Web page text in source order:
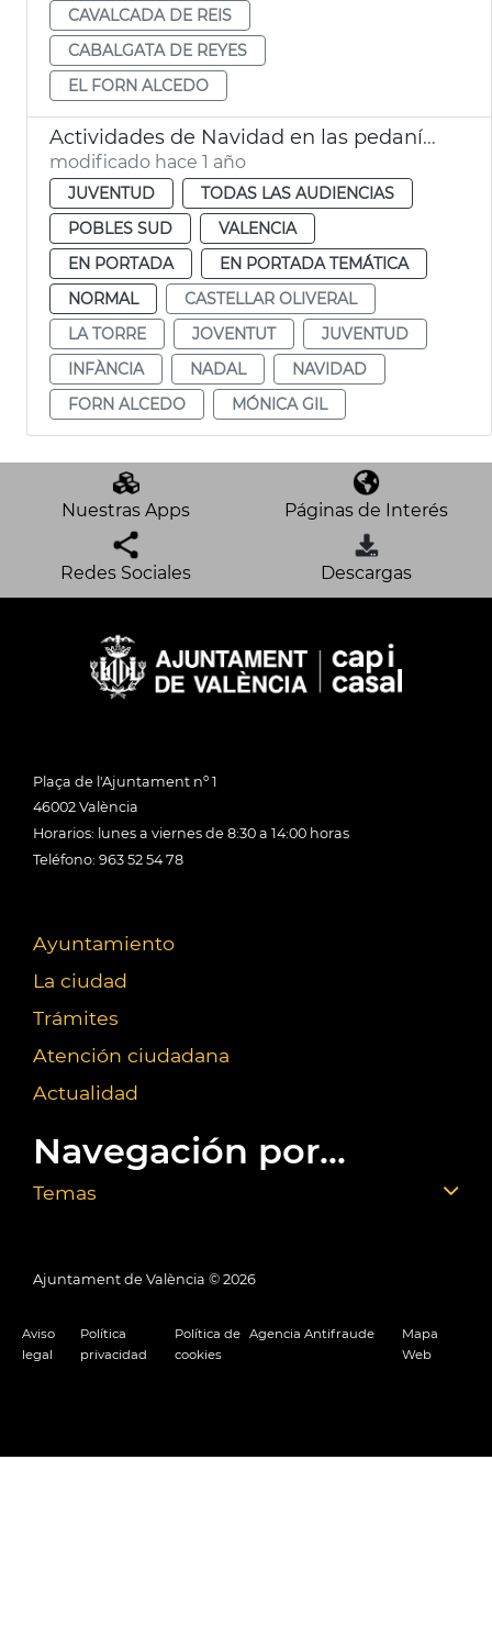
CAVALCADA DE REIS
CABALGATA DE REYES
EL FORN ALCEDO
Actividades de Navidad en las pedanías afectadas por la dana
modificado hace 1 año
JUVENTUD
TODAS LAS AUDIENCIAS
POBLES SUD
VALENCIA
EN PORTADA
EN PORTADA TEMÁTICA
NORMAL
CASTELLAR OLIVERAL
LA TORRE
JOVENTUT
JUVENTUD
INFÀNCIA
NADAL
NAVIDAD
FORN ALCEDO
MÓNICA GIL
Nuestras Apps Páginas de Interés
Redes Sociales Descargas
Plaça de l'Ajuntament nº 1
46002 València
Horarios: lunes a viernes de 8:30 a 14:00 horas
Teléfono: 963 52 54 78
Ayuntamiento
La ciudad
Trámites
Atención ciudadana
Actualidad
Navegación por...
Temas
Ajuntament de València © 2026
Aviso
legal
Política
privacidad
Política de
cookies
Agencia Antifraude
Mapa
Web